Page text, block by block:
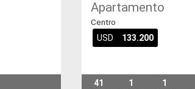
Apartamento
Centro
USD 133.200
41 1 1